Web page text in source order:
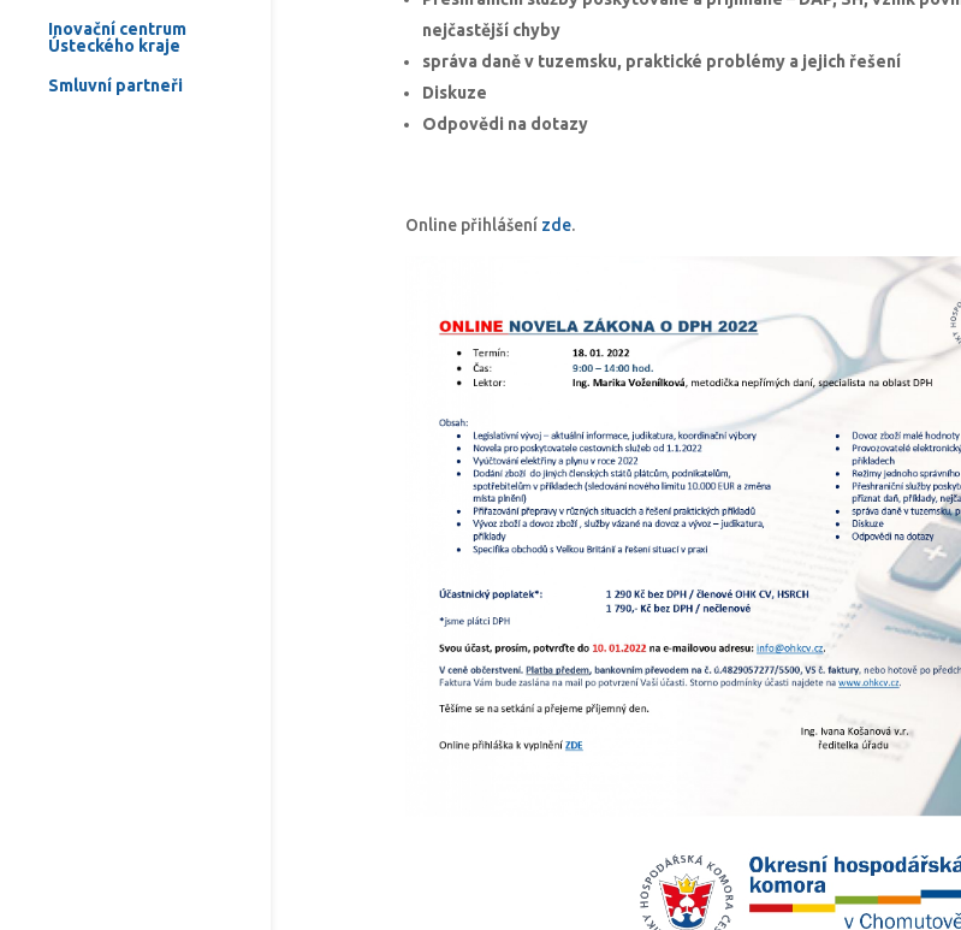
Inovační centrum
Ústeckého kraje
Smluvní partneři
nejčastější chyby
správa daně v tuzemsku, praktické problémy a jejich řešení
Diskuze
Odpovědi na dotazy
Online přihlášení zde.